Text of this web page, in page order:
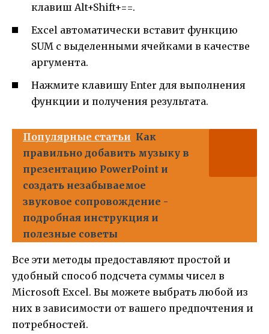
клавиш Alt+Shift+==.
Excel автоматически вставит функцию
SUM с выделенными ячейками в качестве
аргумента.
Нажмите клавишу Enter для выполнения
функции и получения результата.
Популярные статьи Как
правильно добавить музыку в
презентацию PowerPoint и
создать незабываемое
звуковое сопровождение -
подробная инструкция и
полезные советы
Все эти методы предоставляют простой и
удобный способ подсчета суммы чисел в
Microsoft Excel. Вы можете выбрать любой из
них в зависимости от вашего предпочтения и
потребностей.